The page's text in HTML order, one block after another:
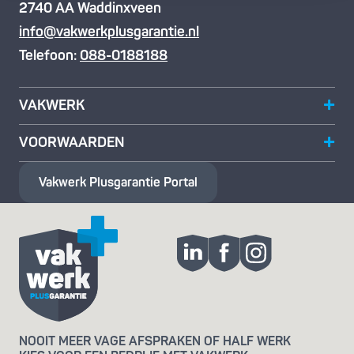
2740 AA Waddinxveen
info@vakwerkplusgarantie.nl
Telefoon: 088-0188188
VAKWERK
VOORWAARDEN
Vakwerk Plusgarantie Portal
NOOIT MEER VAGE AFSPRAKEN OF HALF WERK